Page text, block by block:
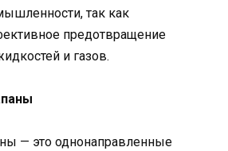
так как
предотвращение
и газов.
— это однонаправленные